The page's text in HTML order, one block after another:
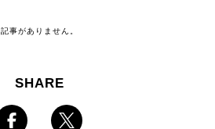
記事がありません。
SHARE